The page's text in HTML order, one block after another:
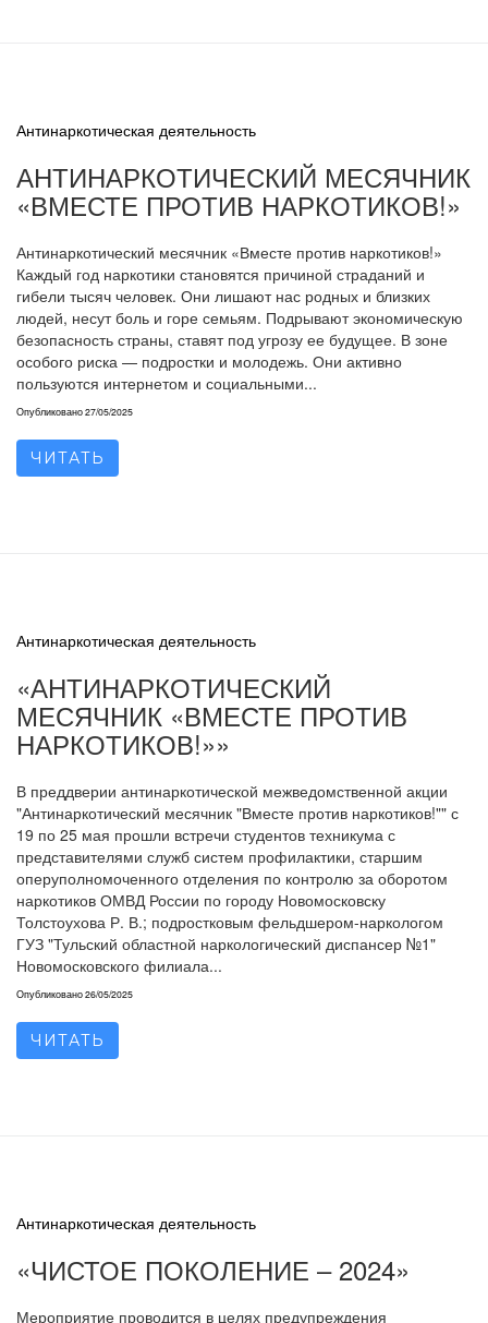
Антинаркотическая деятельность
АНТИНАРКОТИЧЕСКИЙ МЕСЯЧНИК
«ВМЕСТЕ ПРОТИВ НАРКОТИКОВ!»
Антинаркотический месячник «Вместе против наркотиков!»
Каждый год наркотики становятся причиной страданий и
гибели тысяч человек. Они лишают нас родных и близких
людей, несут боль и горе семьям. Подрывают экономическую
безопасность страны, ставят под угрозу ее будущее. В зоне
особого риска — подростки и молодежь. Они активно
пользуются интернетом и социальными...
Опубликовано27/05/2025
ЧИТАТЬ
Антинаркотическая деятельность
«АНТИНАРКОТИЧЕСКИЙ
МЕСЯЧНИК «ВМЕСТЕ ПРОТИВ
НАРКОТИКОВ!»»
В преддверии антинаркотической межведомственной акции
"Антинаркотический месячник "Вместе против наркотиков!"" с
19 по 25 мая прошли встречи студентов техникума с
представителями служб систем профилактики, старшим
оперуполномоченного отделения по контролю за оборотом
наркотиков ОМВД России по городу Новомосковску
Толстоухова Р. В.; подростковым фельдшером-наркологом
ГУЗ "Тульский областной наркологический диспансер №1"
Новомосковского филиала...
Опубликовано26/05/2025
ЧИТАТЬ
Антинаркотическая деятельность
«ЧИСТОЕ ПОКОЛЕНИЕ – 2024»
Мероприятие проводится в целях предупреждения